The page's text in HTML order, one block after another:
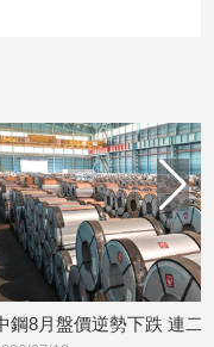
跌
美國利率連4凍